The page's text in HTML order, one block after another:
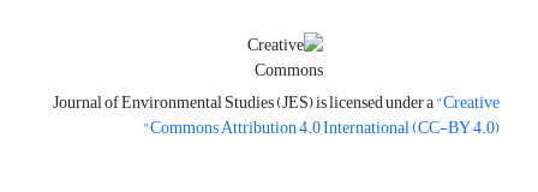
Journal of Environmental Studies (JES) is licensed under a"Creative
Commons Attribution 4.0 International (CC-BY 4.0)"